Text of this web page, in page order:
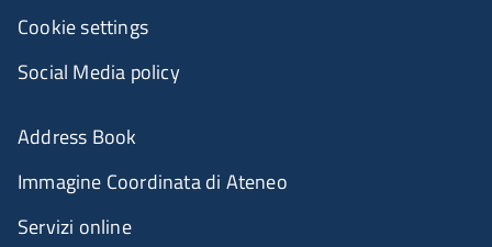
Cookie settings
Social Media policy
Address Book
Immagine Coordinata di Ateneo
Servizi online